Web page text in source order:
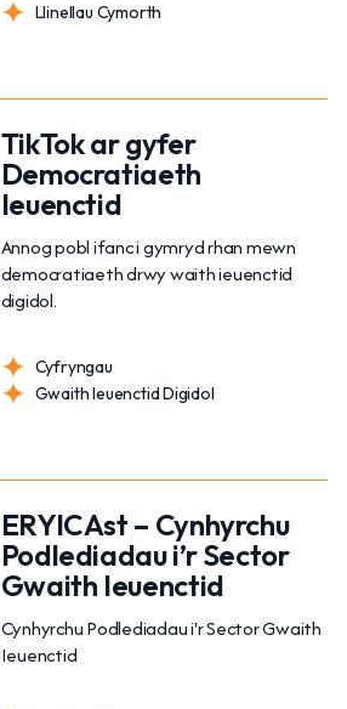
Llinellau Cymorth
TikTok ar gyfer
Democratiaeth
Ieuenctid
Annog pobl ifanc i gymryd rhan mewn
democratiaeth drwy waith ieuenctid
digidol.
Cyfryngau
Gwaith Ieuenctid Digidol
ERYICAst – Cynhyrchu
Podlediadau i’r Sector
Gwaith Ieuenctid
Cynhyrchu Podlediadau i'r Sector Gwaith
Ieuenctid